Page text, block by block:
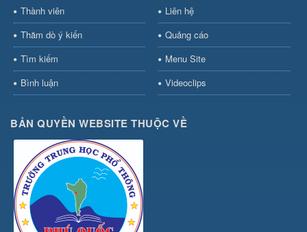
Thành viên
Liên hệ
Thăm dò ý kiến
Quảng cáo
Tìm kiếm
Menu Site
Bình luận
Videoclips
BẢN QUYỀN WEBSITE THUỘC VỀ